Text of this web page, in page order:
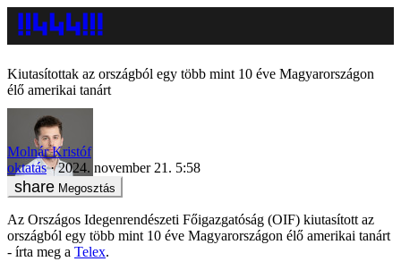
Kiutasítottak az országból egy több mint 10 éve Magyarországon
élő amerikai tanárt
Molnár Kristóf
oktatás
2024. november 21. 5:58
Megosztás
Az Országos Idegenrendészeti Főigazgatóság (OIF) kiutasított az
országból egy több mint 10 éve Magyarországon élő amerikai tanárt
- írta meg a Telex.